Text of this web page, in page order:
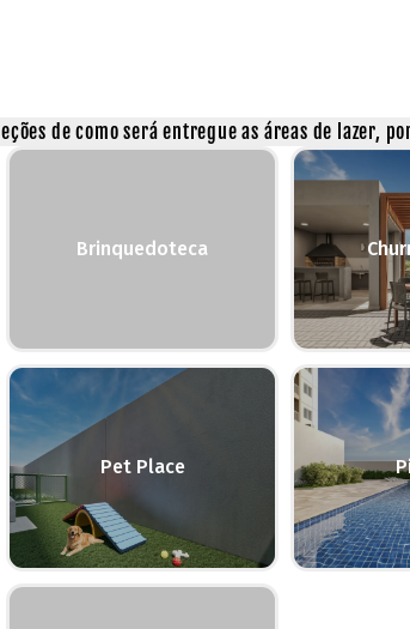
de como será entregue as áreas de lazer,
Brinquedoteca
Pet Place